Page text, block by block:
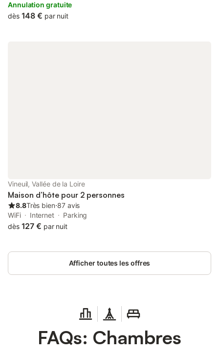
française, localisée à proximité de Blois, des Châteaux de la
Loire et de nombreuses attractions touristiques : * 4 km de
Annulation gratuite
dès 148 € par nuit
Vineuil, Vallée de la Loire
Maison d’hôte pour 2 personnes
8.8Très bien⋅87 avis
WiFi
Internet
Parking
dès 127 € par nuit
Afficher toutes les offres
FAQs: Chambres